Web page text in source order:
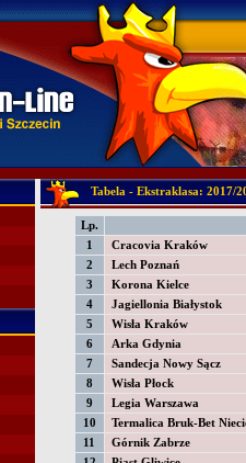
Tabela - Ekstraklasa: 2017/
Lp.
1
Cracovia Kraków
2
Lech Poznań
3
Korona Kielce
4
Jagiellonia Białystok
5
Wisła Kraków
6
Arka Gdynia
7
Sandecja Nowy Sącz
8
Wisła Płock
9
Legia Warszawa
10
Termalica Bruk-Bet
11
Górnik Zabrze